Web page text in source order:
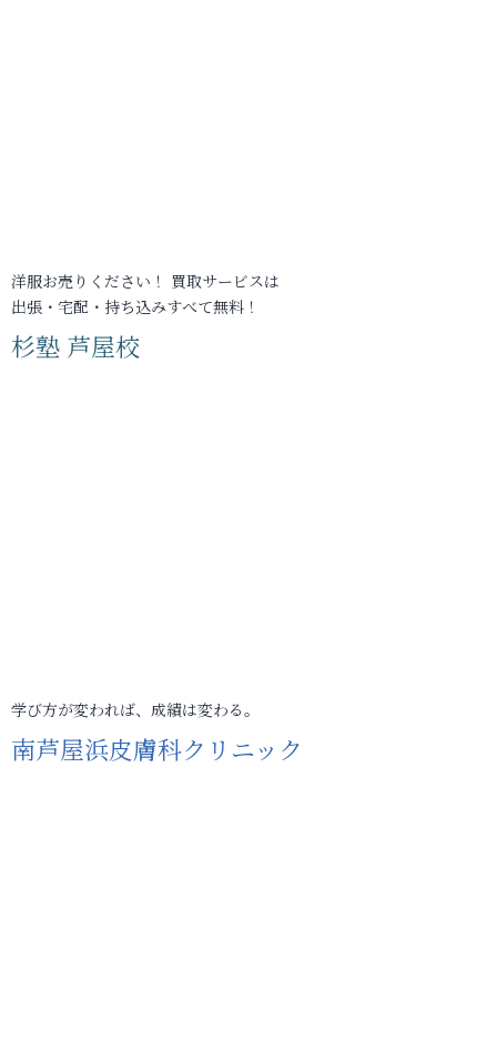
洋服お売りください！ 買取サービスは
出張・宅配・持ち込みすべて無料！
杉塾 芦屋校
学び方が変われば、成績は変わる。
南芦屋浜皮膚科クリニック